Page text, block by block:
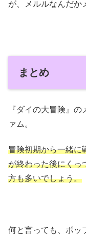
が、メルルなんだか
まとめ
『ダイの大冒険』
ァム。
冒険初期から一緒に
が終わった後にくっ
方も多いでしょう。
何と言っても、ポッ